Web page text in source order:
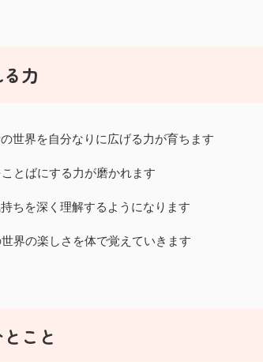
力
の世界を自分なりに広げる力が育ちます
ことばにする力が磨かれます
ちを深く理解するようになります
世界の楽しさを体で覚えていきます
こと